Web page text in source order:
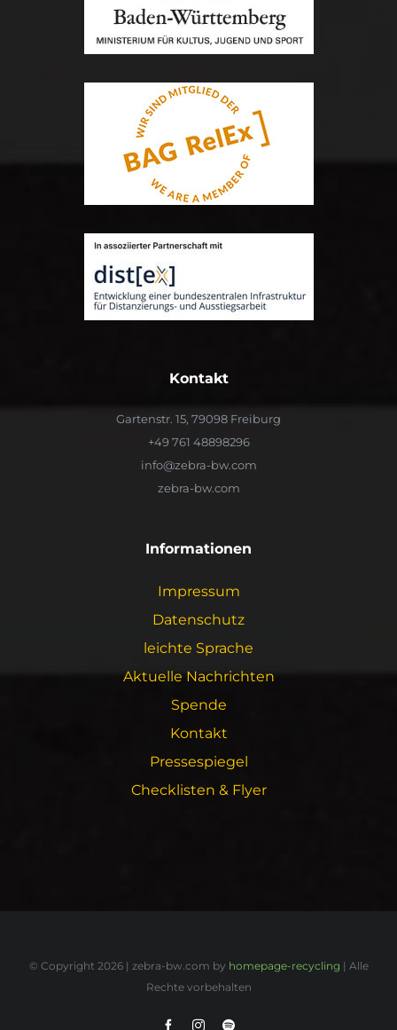
Kontakt
Gartenstr. 15, 79098 Freiburg
+49 761 48898296
info@zebra-bw.com
zebra-bw.com
Informationen
Impressum
Datenschutz
leichte Sprache
Aktuelle Nachrichten
Spende
Kontakt
Pressespiegel
Checklisten & Flyer
© Copyright 2026 | zebra-bw.com by homepage-recycling | Alle
Rechte vorbehalten
FacebookInstagramSpotify